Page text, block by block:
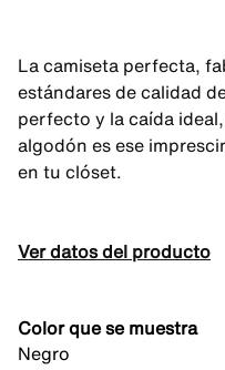
La camiseta perfecta,
estándares de calidad
perfecto y la caída
algodón es ese
en tu clóset.
Ver datos del producto
Color que se muestra
Negro